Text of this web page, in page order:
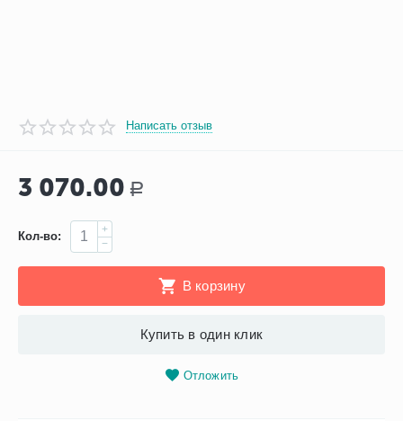
Написать отзыв
3 070.00 Р
Кол-во:
+
−
В корзину
Купить в один клик
Отложить